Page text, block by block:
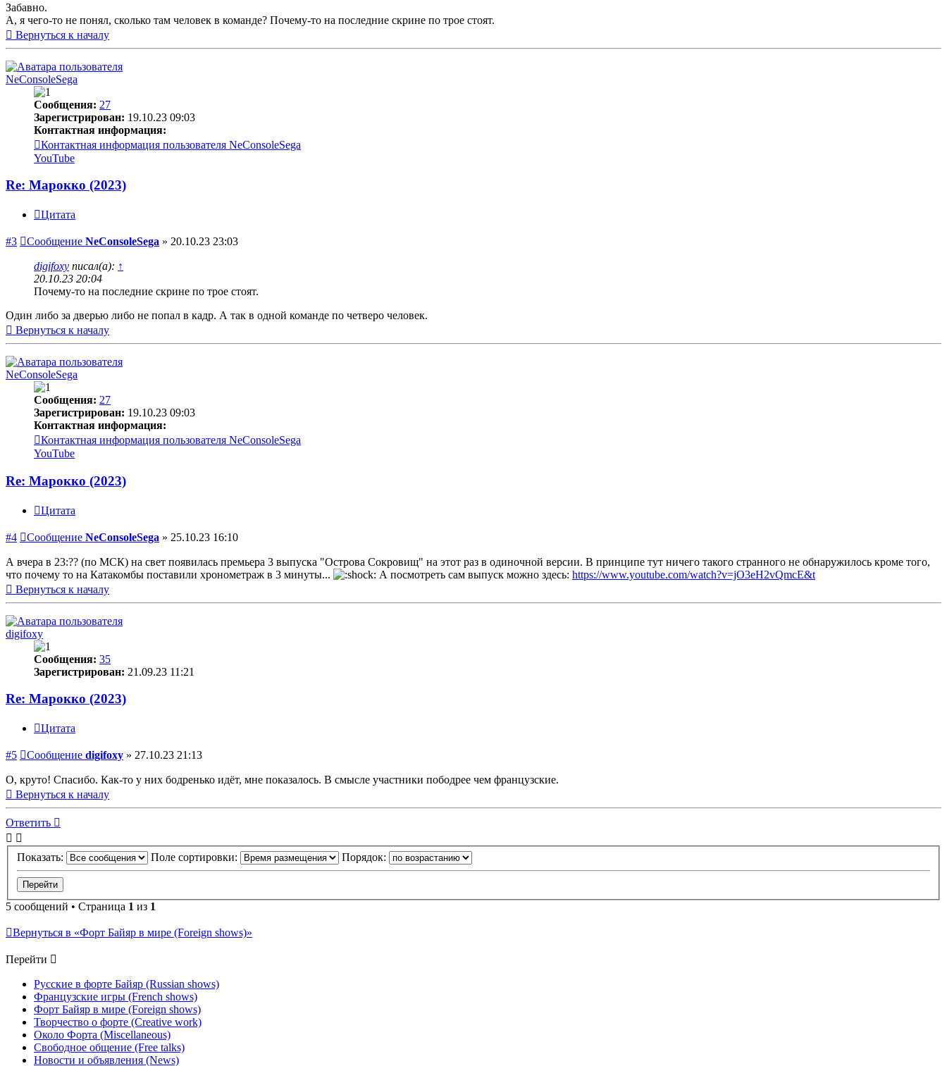
Забавно.
А, я чего-то не понял, сколько там человек в команде? Почему-то на последние скрине по трое стоят.
Вернуться к началу
NeConsoleSega
Сообщения: 27
Зарегистрирован: 19.10.23 09:03
Контактная информация:
Контактная информация пользователя NeConsoleSega
YouTube
Re: Марокко (2023)
Цитата
#3 Сообщение NeConsoleSega » 20.10.23 23:03
digifoxy писал(а): ↑
20.10.23 20:04
Почему-то на последние скрине по трое стоят.
Один либо за дверью либо не попал в кадр. А так в одной команде по четверо человек.
Вернуться к началу
NeConsoleSega
Сообщения: 27
Зарегистрирован: 19.10.23 09:03
Контактная информация:
Контактная информация пользователя NeConsoleSega
YouTube
Re: Марокко (2023)
Цитата
#4 Сообщение NeConsoleSega » 25.10.23 16:10
А вчера в 23:?? (по МСК) на свет появилась премьера 3 выпуска "Острова Сокровищ" на этот раз в одиночной версии. В принципе тут ничего такого странного не обнаружилось кроме того,
что почему то на Катакомбы поставили хронометраж в 3 минуты...
А посмотреть сам выпуск можно здесь: https://www.youtube.com/watch?v=jO3eH2vQmcE&t
Вернуться к началу
digifoxy
Сообщения: 35
Зарегистрирован: 21.09.23 11:21
Re: Марокко (2023)
Цитата
#5 Сообщение digifoxy » 27.10.23 21:13
О, круто! Спасибо. Как-то у них бодренько идёт, мне показалось. В смысле участники пободрее чем французские.
Вернуться к началу
Ответить
Показать: Поле сортировки: Порядок:
5 сообщений • Страница 1 из 1
Вернуться в «Форт Байяр в мире (Foreign shows)»
Перейти
Русские в форте Байяр (Russian shows)
Французские игры (French shows)
Форт Байяр в мире (Foreign shows)
Творчество о форте (Creative work)
Около Форта (Miscellaneous)
Свободное общение (Free talks)
Новости и объявления (News)